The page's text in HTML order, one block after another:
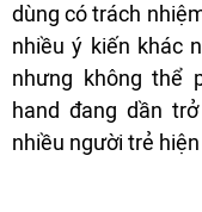
dùng có trách
nhiều ý kiến khác
nhưng không thể
hand đang dần
nhiều người trẻ